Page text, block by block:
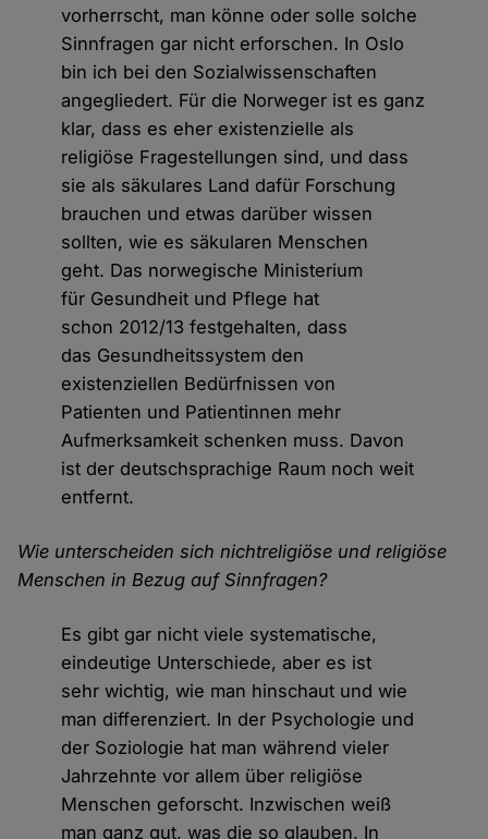
vorherrscht, man könne oder solle solche
Sinnfragen gar nicht erforschen. In Oslo
bin ich bei den Sozialwissenschaften
angegliedert. Für die Norweger ist es ganz
klar, dass es eher existenzielle als
religiöse Fragestellungen sind, und dass
sie als säkulares Land dafür Forschung
brauchen und etwas darüber wissen
sollten, wie es säkularen Menschen
geht. Das norwegische Ministerium
für Gesundheit und Pflege hat
schon 2012/13 festgehalten, dass
das Gesundheitssystem den
existenziellen Bedürfnissen von
Patienten und Patientinnen mehr
Aufmerksamkeit schenken muss. Davon
ist der deutschsprachige Raum noch weit
entfernt.
Wie unterscheiden sich nichtreligiöse und religiöse
Menschen in Bezug auf Sinnfragen?
Es gibt gar nicht viele systematische,
eindeutige Unterschiede, aber es ist
sehr wichtig, wie man hinschaut und wie
man differenziert. In der Psychologie und
der Soziologie hat man während vieler
Jahrzehnte vor allem über religiöse
Menschen geforscht. Inzwischen weiß
man ganz gut, was die so glauben. In